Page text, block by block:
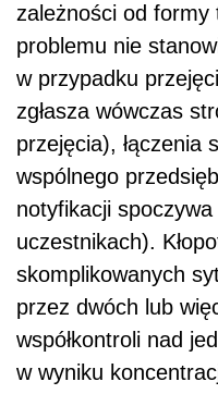
zależności od
problemu nie
w przypadku
zgłasza wówczas
przejęcia), łączenia
wspólnego
notyfikacji
uczestnikach).
skomplikowanych
przez dwóch lub
współkontroli nad
w wyniku